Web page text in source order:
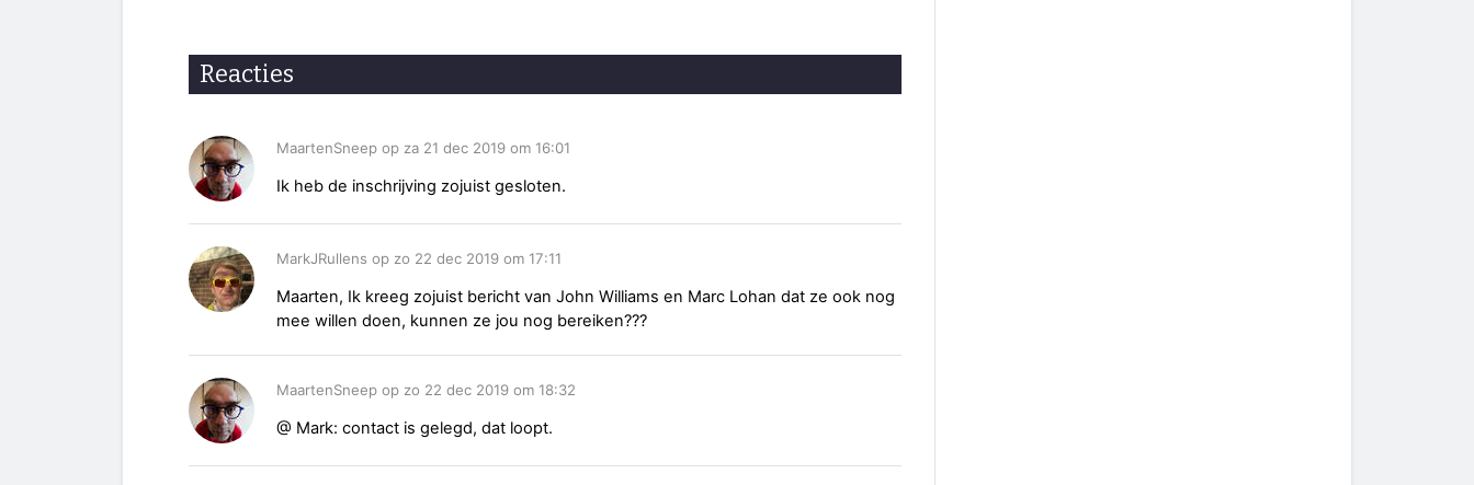
Reacties
MaartenSneep op za 21 dec 2019 om 16:01
Ik heb de inschrijving zojuist gesloten.
MarkJRullens op zo 22 dec 2019 om 17:11
Maarten, Ik kreeg zojuist bericht van John Williams en Marc Lohan dat ze ook nog
mee willen doen, kunnen ze jou nog bereiken???
MaartenSneep op zo 22 dec 2019 om 18:32
@ Mark: contact is gelegd, dat loopt.